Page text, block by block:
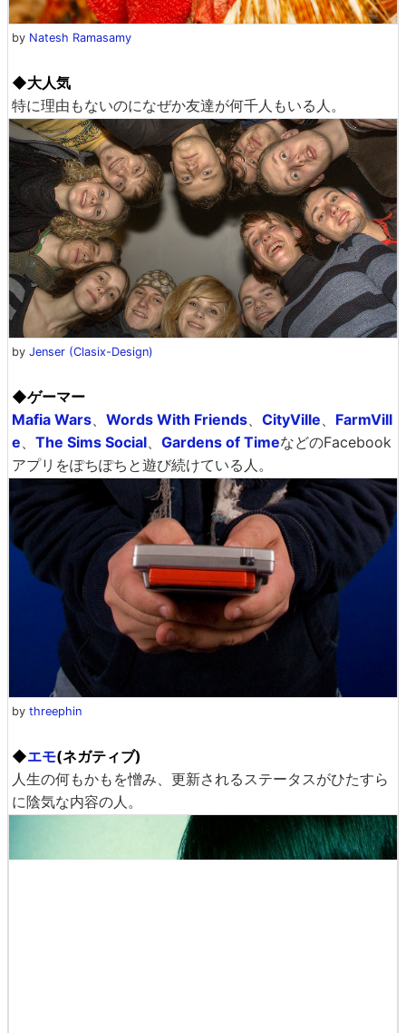
by Natesh Ramasamy
◆大人気
特に理由もないのになぜか友達が何千人もいる人。
by Jenser (Clasix-Design)
◆ゲーマー
Mafia Wars、 Words With Friends、 CityVille、 FarmVill
e、 The Sims Social、 Gardens of TimeなどのFacebook
アプリをぽちぽちと遊び続けている人。
by threephin
◆エモ(ネガティブ)
人生の何もかもを憎み、更新されるステータスがひたすら
に陰気な内容の人。